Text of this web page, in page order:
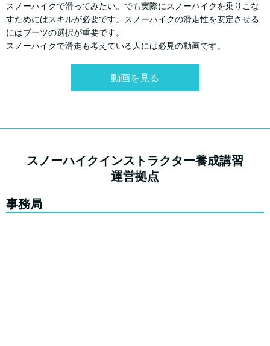
スノーハイクで滑ってみたい。でも実際にスノーハイクを乗りこな
すためにはスキルが必要です。スノーハイクの滑走性を安定させる
にはブーツの選択が重要です。
スノーハイクで滑走も考えている人には必見の動画です。
動画を見る
スノーハイクインストラクター養成講習
運営拠点
事務局